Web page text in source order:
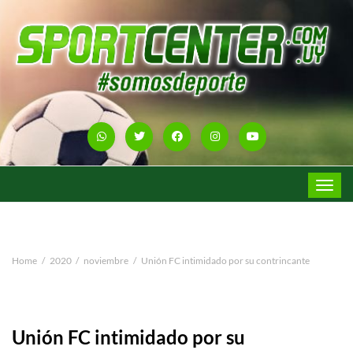
Toggle
Home 2020 noviembre Unión FC intimidado por su contrincante
Unión FC intimidado por su